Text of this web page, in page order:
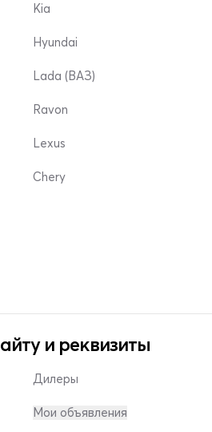
Kia
Hyundai
Lada (ВАЗ)
Ravon
Lexus
Chery
и реквизиты
Дилеры
Мои объявления